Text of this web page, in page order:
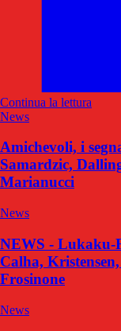
Continua la lettura
News
Amichevoli, i
Samardzic,
Marianucci
News
NEWS - Lukaku-
Calha,
Frosinone
News